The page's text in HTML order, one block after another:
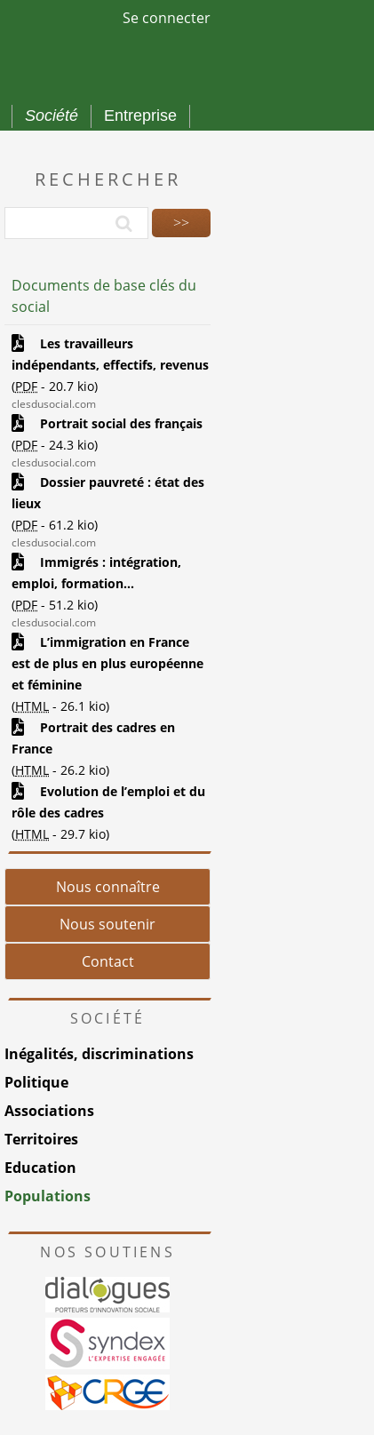
Se connecter
Société
Entreprise
RECHERCHER
Documents de base clés du
social
Les travailleurs
indépendants, effectifs, revenus
(PDF - 20.7 kio)
clesdusocial.com
Portrait social des français
(PDF - 24.3 kio)
clesdusocial.com
Dossier pauvreté : état des
lieux
(PDF -61.2 kio)
clesdusocial.com
Immigrés : intégration,
emploi, formation...
(PDF - 51.2 kio)
clesdusocial.com
L’immigration en France
est de plus en plus européenne
et féminine
(HTML - 26.1 kio)
Portrait des cadres en
France
(HTML - 26.2 kio)
Evolution de l’emploi et du
rôle des cadres
(HTML - 29.7 kio)
Nous connaître
Nous soutenir
Contact
SOCIÉTÉ
Inégalités, discriminations
Politique
Associations
Territoires
Education
Populations
NOS SOUTIENS